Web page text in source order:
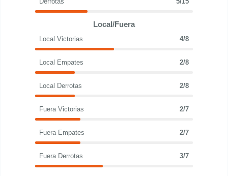
Local/Fuera
Local Victorias 4/8
Local Empates 2/8
Local Derrotas 2/8
Fuera Victorias 2/7
Fuera Empates 2/7
Fuera Derrotas 3/7